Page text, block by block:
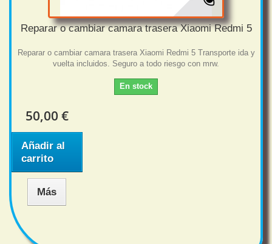
Reparar o cambiar camara trasera Xiaomi Redmi 5
Reparar o cambiar camara trasera Xiaomi Redmi 5 Transporte ida y
vuelta incluidos. Seguro a todo riesgo con mrw.
En stock
50,00 €
Añadir al
carrito
Más